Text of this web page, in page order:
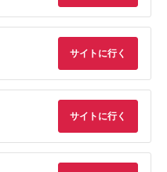
サイトに行く
サイトに行く